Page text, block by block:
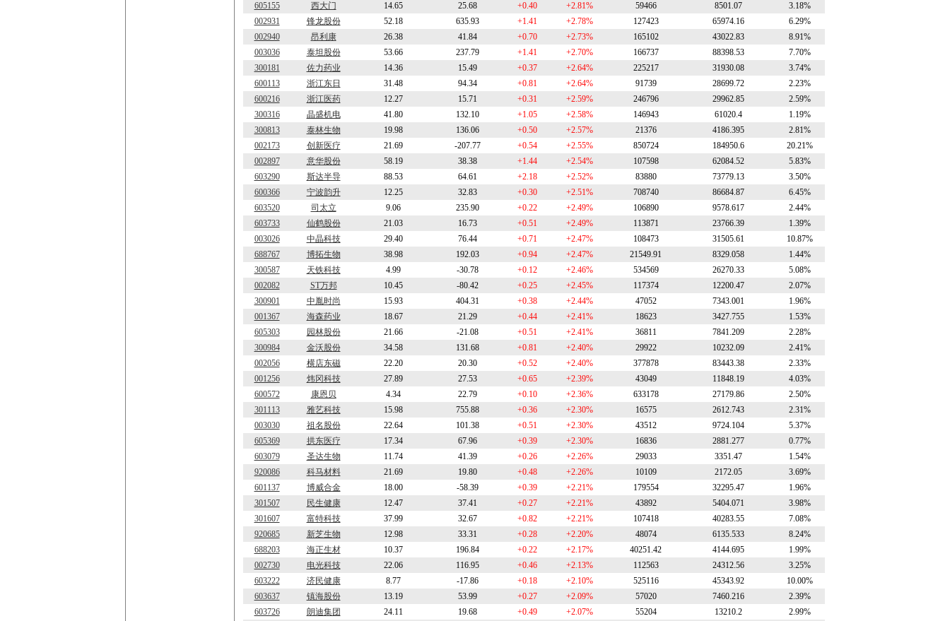
605155
西大门 14.65 25.68 +0.40 +2.81% 59466 8501.07
3.18%
002931
锋龙股份 52.18 635.93 +1.41 +2.78% 127423 65974.16
6.29%
002940
昂利康 26.38 41.84 +0.70 +2.73% 165102 43022.83
8.91%
003036
泰坦股份 53.66 237.79 +1.41 +2.70% 166737 88398.53
7.70%
300181
佐力药业 14.36 15.49 +0.37 +2.64% 225217 31930.08
3.74%
600113
浙江东日 31.48 94.34 +0.81 +2.64% 91739 28699.72
2.23%
600216
浙江医药 12.27 15.71 +0.31 +2.59% 246796 29962.85
2.59%
300316
晶盛机电 41.80 132.10 +1.05 +2.58% 146943 61020.4
1.19%
300813
泰林生物 19.98 136.06 +0.50 +2.57% 21376 4186.395
2.81%
002173
创新医疗 21.69 -207.77 +0.54 +2.55% 850724 184950.6
20.21%
002897
意华股份 58.19 38.38 +1.44 +2.54% 107598 62084.52
5.83%
603290
斯达半导 88.53 64.61 +2.18 +2.52% 83880 73779.13
3.50%
600366
宁波韵升 12.25 32.83 +0.30 +2.51% 708740 86684.87
6.45%
603520
司太立 9.06 235.90 +0.22 +2.49% 106890 9578.617
2.44%
603733
仙鹤股份 21.03 16.73 +0.51 +2.49% 113871 23766.39
1.39%
003026
中晶科技 29.40 76.44 +0.71 +2.47% 108473 31505.61
10.87%
688767
博拓生物 38.98 192.03 +0.94 +2.47% 21549.91 8329.058
1.44%
300587
天铁科技 4.99 -30.78 +0.12 +2.46% 534569 26270.33
5.08%
002082
ST万邦 10.45 -80.42 +0.25 +2.45% 117374 12200.47
2.07%
300901
中胤时尚 15.93 404.31 +0.38 +2.44% 47052 7343.001
1.96%
001367
海森药业 18.67 21.29 +0.44 +2.41% 18623 3427.755
1.53%
605303
园林股份 21.66 -21.08 +0.51 +2.41% 36811 7841.209
2.28%
300984
金沃股份 34.58 131.68 +0.81 +2.40% 29922 10232.09
2.41%
002056
横店东磁 22.20 20.30 +0.52 +2.40% 377878 83443.38
2.33%
001256
炜冈科技 27.89 27.53 +0.65 +2.39% 43049 11848.19
4.03%
600572
康恩贝 4.34 22.79 +0.10 +2.36% 633178 27179.86
2.50%
301113
雅艺科技 15.98 755.88 +0.36 +2.30% 16575 2612.743
2.31%
003030
祖名股份 22.64 101.38 +0.51 +2.30% 43512 9724.104
5.37%
605369
拱东医疗 17.34 67.96 +0.39 +2.30% 16836 2881.277
0.77%
603079
圣达生物 11.74 41.39 +0.26 +2.26% 29033 3351.47
1.54%
920086
科马材料 21.69 19.80 +0.48 +2.26% 10109 2172.05
3.69%
601137
博威合金 18.00 -58.39 +0.39 +2.21% 179554 32295.47
1.96%
301507
民生健康 12.47 37.41 +0.27 +2.21% 43892 5404.071
3.98%
301607
富特科技 37.99 32.67 +0.82 +2.21% 107418 40283.55
7.08%
920685
新芝生物 12.98 33.31 +0.28 +2.20% 48074 6135.533
8.24%
688203
海正生材 10.37 196.84 +0.22 +2.17% 40251.42 4144.695
1.99%
002730
电光科技 22.06 116.95 +0.46 +2.13% 112563 24312.56
3.25%
603222
济民健康 8.77 -17.86 +0.18 +2.10% 525116 45343.92
10.00%
603637
镇海股份 13.19 53.99 +0.27 +2.09% 57020 7460.216
2.39%
603726
朗迪集团 24.11 19.68 +0.49 +2.07% 55204 13210.2 2.99%